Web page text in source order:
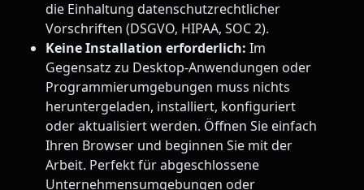
die Einhaltung datenschutzrechtlicher
Vorschriften (DSGVO, HIPAA, SOC 2).
Keine Installation erforderlich: Im
Gegensatz zu Desktop-Anwendungen oder
Programmierumgebungen muss nichts
heruntergeladen, installiert, konfiguriert
oder aktualisiert werden. Öffnen Sie einfach
Ihren Browser und beginnen Sie mit der
Arbeit. Perfekt für abgeschlossene
Unternehmensumgebungen oder